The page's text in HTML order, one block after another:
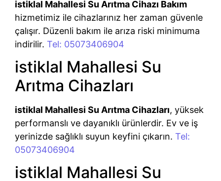
istiklal Mahallesi Su Arıtma Cihazı Bakım
hizmetimiz ile cihazlarınız her zaman güvenle
çalışır. Düzenli bakım ile arıza riski minimuma
indirilir. Tel: 05073406904
istiklal Mahallesi Su
Arıtma Cihazları
istiklal Mahallesi Su Arıtma Cihazları, yüksek
performanslı ve dayanıklı ürünlerdir. Ev ve iş
yerinizde sağlıklı suyun keyfini çıkarın. Tel:
05073406904
istiklal Mahallesi Su